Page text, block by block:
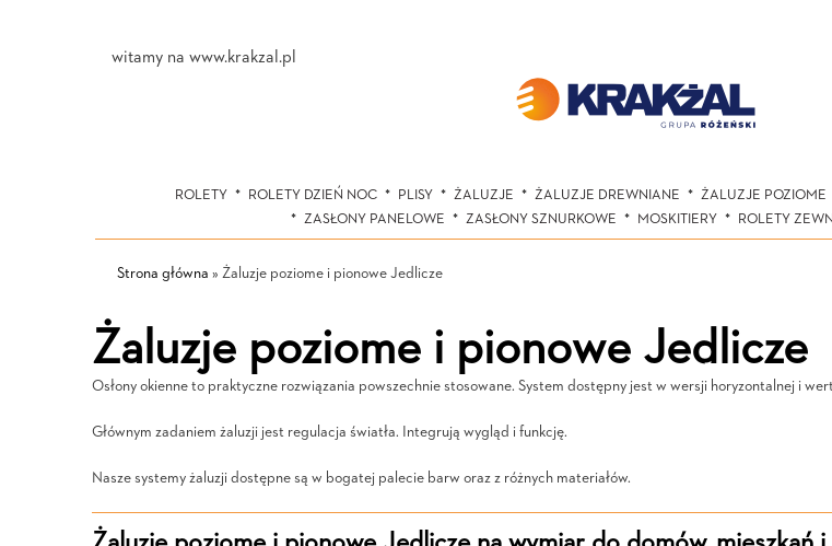
witamy na www.krakzal.pl
ROLETY ROLETY DZIEŃ NOC PLISY ŻALUZJE ŻALUZJE DREWNIANE ŻALUZJE POZIOME
ZASŁONY PANELOWE
ZASŁONY SZNURKOWE MOSKITIERY ROLETY
Strona główna » Żaluzje poziome i pionowe Jedlicze
Żaluzje poziome i pionowe Jedlicze
Osłony okienne to praktyczne rozwiązania powszechnie stosowane. System dostępny jest w wersji horyzontalnej i
Głównym zadaniem żaluzji jest regulacja światła. Integrują wygląd i funkcję.
Nasze systemy żaluzji dostępne są w bogatej palecie barw oraz z różnych materiałów.